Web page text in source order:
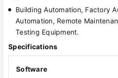
Building Automation, Factory
Automation, Remote
Testing Equipment.
Specifications
Software